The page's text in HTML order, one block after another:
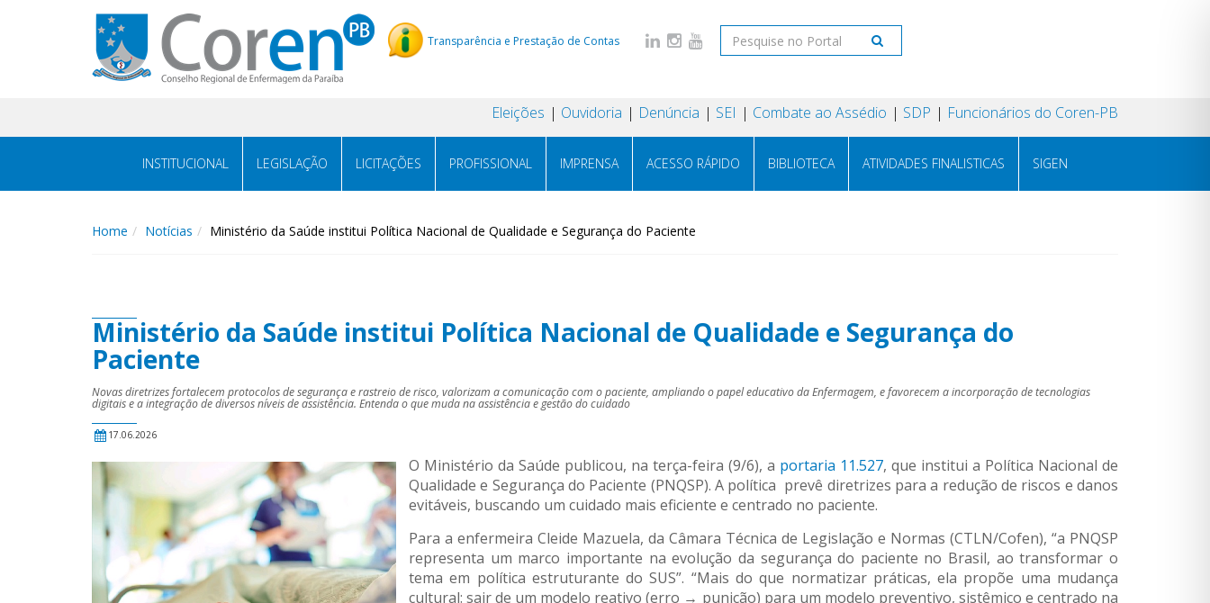
Transparência e Prestação de Contas
Eleições Ouvidoria Denúncia SEI Combate ao Assédio SDP Funcionários do Coren-PB
INSTITUCIONAL LEGISLAÇÃO LICITAÇÕES PROFISSIONAL IMPRENSA ACESSO RÁPIDO BIBLIOTECA ATIVIDADES FINALISTICAS SIGEN
Home Notícias Ministério da Saúde institui Política Nacional de Qualidade e Segurança do Paciente
Ministério da Saúde institui Política Nacional de Qualidade e Segurança do
Paciente
Novas diretrizes fortalecem protocolos de segurança e rastreio de risco, valorizam a comunicação com o paciente, ampliando o papel educativo da Enfermagem, e favorecem a incorporação de tecnologias
digitais e a integração de diversos níveis de assistência. Entenda o que muda na assistência e gestão do cuidado
17.06.2026
O Ministério da Saúde publicou, na terça-feira (9/6), a portaria 11.527, que institui a Política Nacional de
Qualidade e Segurança do Paciente (PNQSP). A política prevê diretrizes para a redução de riscos e danos
evitáveis, buscando um cuidado mais eficiente e centrado no paciente.
Para a enfermeira Cleide Mazuela, da Câmara Técnica de Legislação e Normas (CTLN/Cofen), “a PNQSP
representa um marco importante na evolução da segurança do paciente no Brasil, ao transformar o
tema em política estruturante do SUS”. “Mais do que normatizar práticas, ela propõe uma mudança
cultural: sair de um modelo reativo (erro → punição) para um modelo preventivo, sistêmico e centrado na